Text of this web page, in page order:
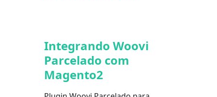
Integrando Woovi
Parcelado com
Magento2